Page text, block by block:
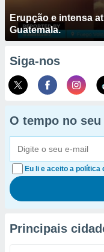
Erupção e intensa
Guatemala.
Siga-nos
O tempo no seu
Eu li e aceito a política
Principais